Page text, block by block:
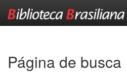
Página de busca